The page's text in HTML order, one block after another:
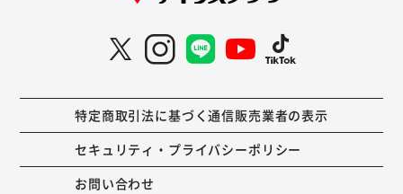
特定商取引法に基づく通信販売業者の表示
セキュリティ・プライバシーポリシー
お問い合わせ